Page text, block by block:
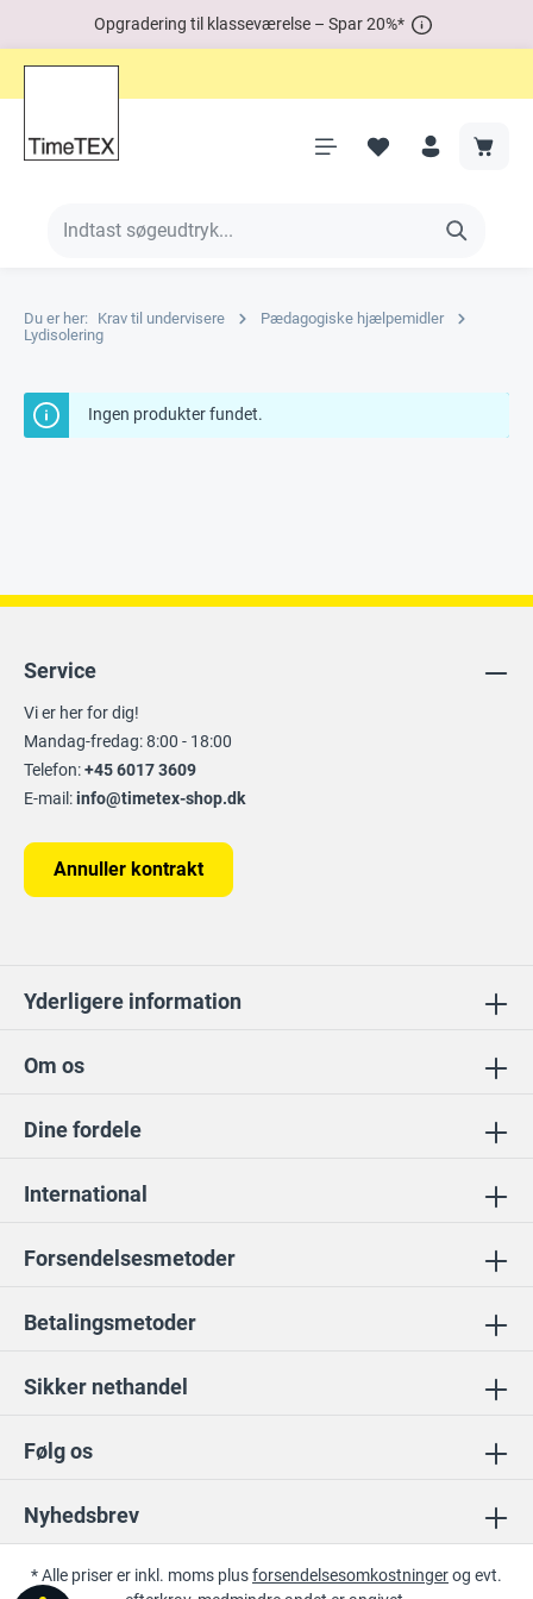
Opgradering til klasseværelse – Spar 20%*
Du er her: Krav til undervisere
Pædagogiske hjælpemidler
Lydisolering
Ingen produkter fundet.
Følg os
Dine fordele
International
Sikker nethandel
Om os
Nyhedsbrev
Service
Vi er her for dig!
Mandag-fredag: 8:00 - 18:00
Telefon:+45 6017 3609
E-mail:info@timetex-shop.dk
Annuller kontrakt
Yderligere information
Betalingsmetoder
Forsendelsesmetoder
* Alle priser er inkl. moms plusforsendelsesomkostningerog evt.